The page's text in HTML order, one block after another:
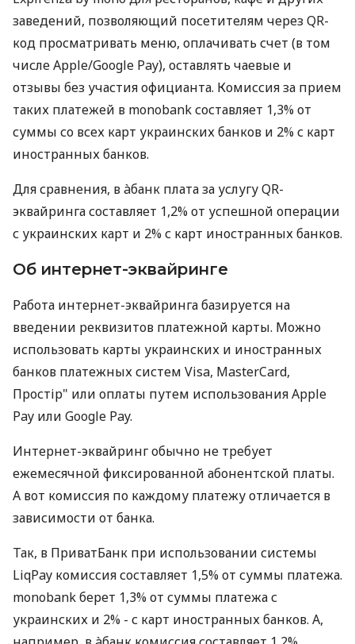
заведений, позволяющий посетителям через QR-
код просматривать меню, оплачивать счет (в том
числе Apple/Google Pay), оставлять чаевые и
отзывы без участия официанта. Комиссия за прием
таких платежей в monobank составляет 1,3% от
суммы со всех карт украинских банков и 2% с карт
иностранных банков.
Для сравнения, в àбанк плата за услугу QR-
эквайринга составляет 1,2% от успешной операции
с украинских карт и 2% с карт иностранных банков.
Об интернет-эквайринге
Работа интернет-эквайринга базируется на
введении реквизитов платежной карты. Можно
использовать карты украинских и иностранных
банков платежных систем Visa, MasterCard,
Простір" или оплаты путем использования Apple
Pay или Google Pay.
Интернет-эквайринг обычно не требует
ежемесячной фиксированной абонентской платы.
А вот комиссия по каждому платежу отличается в
зависимости от банка.
Так, в ПриватБанк при использовании системы
LiqPay комиссия составляет 1,5% от суммы платежа.
monobank берет 1,3% от суммы платежа с
украинских и 2% - с карт иностранных банков. А,